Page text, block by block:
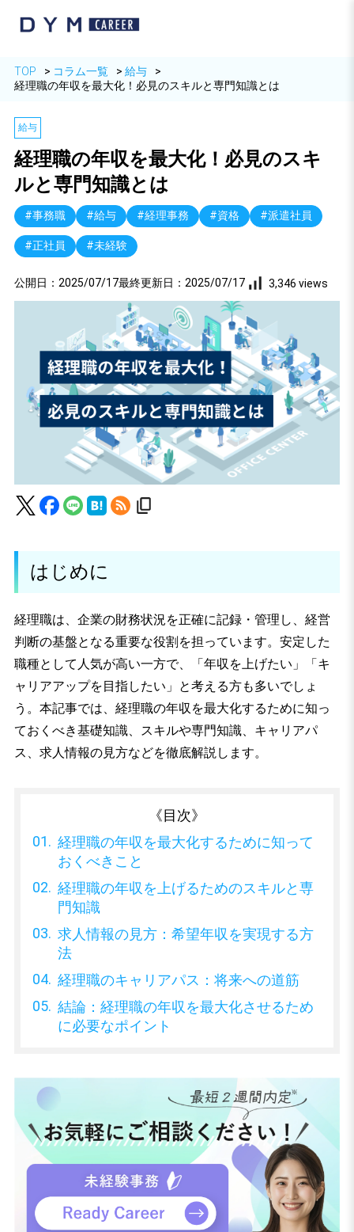
TOP コラム一覧
給与
経理職の年収を最大化！必見のスキルと専門知識とは
給与
経理職の年収を最大化！必見のスキ
ルと専門知識とは
#事務職 #給与 #経理事務 #資格 #派遣社員
#正社員 #未経験
公開日： 2025/07/17最終更新日： 2025/07/17 3,346 views
はじめに
経理職は、企業の財務状況を正確に記録・管理し、経営
判断の基盤となる重要な役割を担っています。安定した
職種として人気が高い一方で、「年収を上げたい」「キ
ャリアアップを目指したい」と考える方も多いでしょ
う。本記事では、経理職の年収を最大化するために知っ
ておくべき基礎知識、スキルや専門知識、キャリアパ
ス、求人情報の見方などを徹底解説します。
《目次》
経理職の年収を最大化するために知って
おくべきこと
経理職の年収を上げるためのスキルと専
門知識
求人情報の見方：希望年収を実現する方
法
経理職のキャリアパス：将来への道筋
結論：経理職の年収を最大化させるため
に必要なポイント